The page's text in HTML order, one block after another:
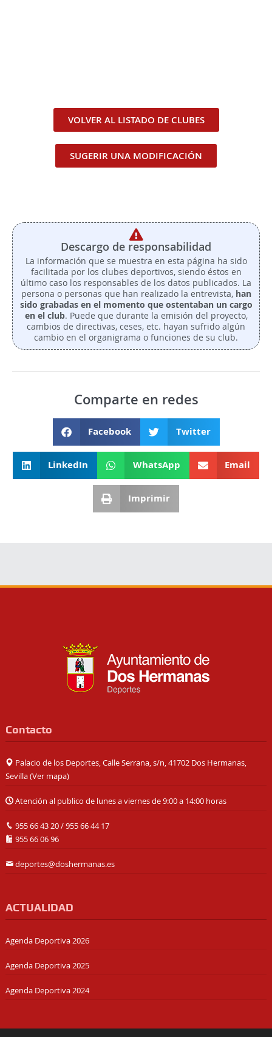
VOLVER AL LISTADO DE CLUBES
SUGERIR UNA MODIFICACIÓN
Descargo de responsabilidad
La información que se muestra en esta página ha sido
facilitada por los clubes deportivos, siendo éstos en
último caso los responsables de los datos publicados. La
persona o personas que han realizado la entrevista, han
sido grabadas en el momento que ostentaban un cargo
en el club. Puede que durante la emisión del proyecto,
cambios de directivas, ceses, etc. hayan sufrido algún
cambio en el organigrama o funciones de su club.
Comparte en redes
Facebook Twitter
LinkedIn WhatsApp Email
Imprimir
Contacto
Palacio de los Deportes, Calle Serrana, s/n, 41702 Dos Hermanas,
Sevilla (Ver mapa)
Atención al publico de lunes a viernes de 9:00 a 14:00 horas
955 66 43 20/955 66 44 17
955 66 06 96
deportes@doshermanas.es
ACTUALIDAD
Agenda Deportiva 2026
Agenda Deportiva 2025
Agenda Deportiva 2024